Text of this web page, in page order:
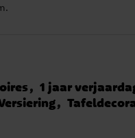
1 jaar